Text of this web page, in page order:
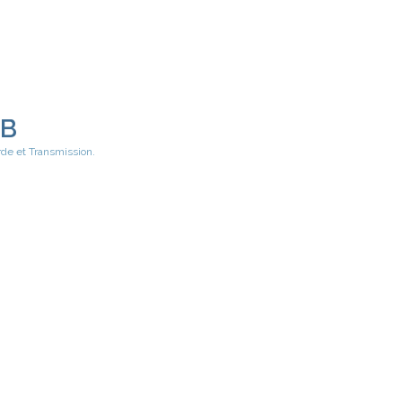
et Transmission.